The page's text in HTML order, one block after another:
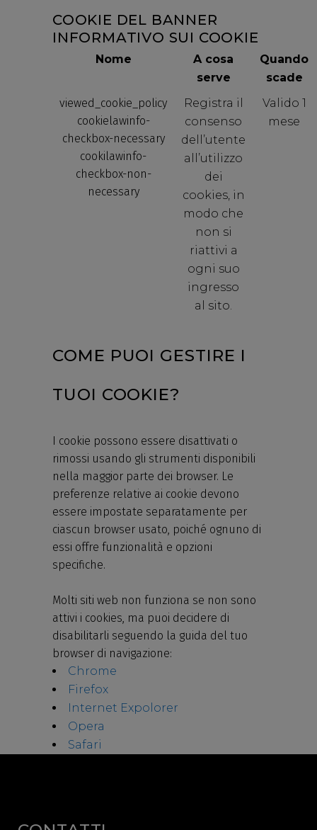
COOKIE DEL BANNER
INFORMATIVO SUI COOKIE
Nome
A cosa
serve
Quando
scade
viewed_cookie_policy
cookielawinfo-
checkbox-necessary
cookilawinfo-
checkbox-non-
necessary
Registra il
consenso
dell’utente
all’utilizzo
dei
cookies, in
modo che
non si
riattivi a
ogni suo
ingresso
al sito.
Valido 1
mese
COME PUOI GESTIRE I
TUOI COOKIE?
I cookie possono essere disattivati o
rimossi usando gli strumenti disponibili
nella maggior parte dei browser. Le
preferenze relative ai cookie devono
essere impostate separatamente per
ciascun browser usato, poiché ognuno di
essi offre funzionalità e opzioni
specifiche.
Molti siti web non funziona se non sono
attivi i cookies, ma puoi decidere di
disabilitarli seguendo la guida del tuo
browser di navigazione:
Chrome
Firefox
Internet Expolorer
Opera
Safari